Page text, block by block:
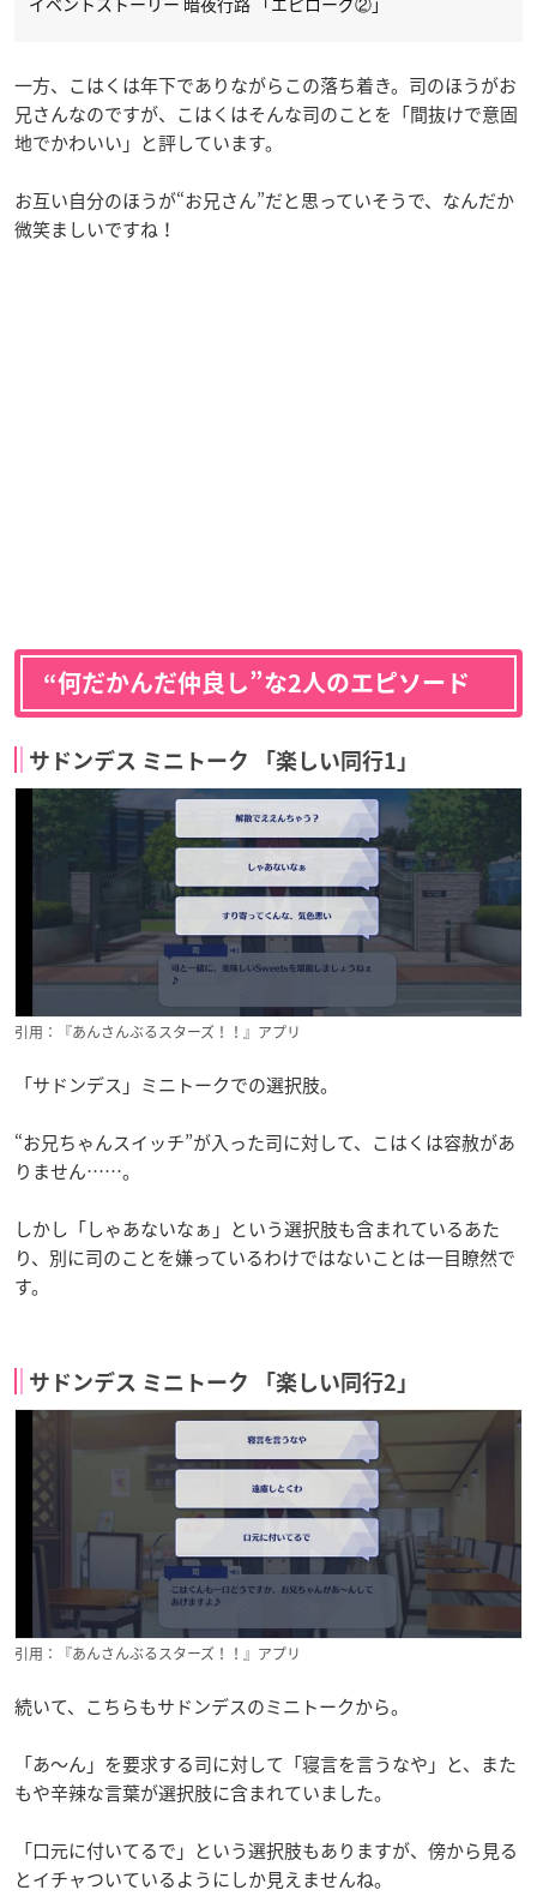
一方、こはくは年下でありながらこの落ち着き。司のほうがお
兄さんなのですが、こはくはそんな司のことを「間抜けで意固
地でかわいい」と評しています。
お互い自分のほうが“お兄さん”だと思っていそうで、なんだか
微笑ましいですね！
“何だかんだ仲良し”な2人のエピソード
サドンデス ミニトーク 「楽しい同行1」
引用：『あんさんぶるスターズ！！』アプリ
「サドンデス」ミニトークでの選択肢。
“お兄ちゃんスイッチ”が入った司に対して、こはくは容赦があ
りません……。
しかし「しゃあないなぁ」という選択肢も含まれているあた
り、別に司のことを嫌っているわけではないことは一目瞭然で
す。
サドンデス ミニトーク 「楽しい同行2」
引用：『あんさんぶるスターズ！！』アプリ
続いて、こちらもサドンデスのミニトークから。
「あ～ん」を要求する司に対して「寝言を言うなや」と、また
もや辛辣な言葉が選択肢に含まれていました。
「口元に付いてるで」という選択肢もありますが、傍から見る
とイチャついているようにしか見えませんね。